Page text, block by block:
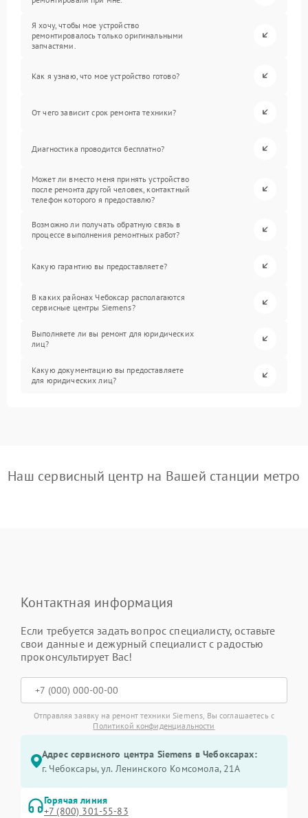
Я хочу, чтобы мое устройство
ремонтировалось только оригинальными
запчастями.
Как я узнаю, что мое устройство готово?
От чего зависит срок ремонта техники?
Диагностика проводится бесплатно?
Может ли вместо меня принять устройство
после ремонта другой человек, контактный
телефон которого я предоставлю?
Возможно ли получать обратную связь в
процессе выполнения ремонтных работ?
Какую гарантию вы предоставляете?
В каких районах Чебоксар располагаются
сервисные центры Siemens?
Выполняете ли вы ремонт для юридических
лиц?
Какую документацию вы предоставляете
для юридических лиц?
Наш сервисный центр на Вашей станции метро
Контактная информация
Если требуется задать вопрос специалисту, оставьте
свои данные и дежурный специалист с радостью
проконсультирует Вас!
Отправляя заявку на ремонт техники Siemens, Вы соглашаетесь с
Политикой конфиденциальности
Адрес сервисного центра Siemens в Чебоксарах:
г. Чебоксары, ул. Ленинского Комсомола, 21А
Горячая линия
+7 (800) 301-55-83